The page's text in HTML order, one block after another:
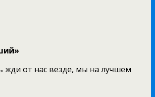
от нас везде, мы на лучшем